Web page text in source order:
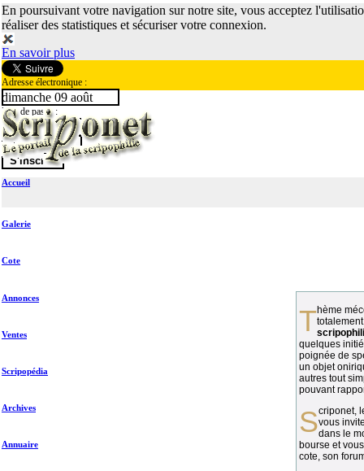
En poursuivant votre navigation sur notre site, vous acceptez
réaliser des statistiques et sécuriser votre connexion.
En savoir plus
Adresse électronique :
Mot de passe :
dimanche 09 août
Accueil
Galerie
Cote
Annonces
Ventes
Scripopédia
Archives
Annuaire
Thème méconnu des collectionneurs et
quelques
poignée de
un objet
autres tout
pouvant
vous
dans le
bourse et
cote, son